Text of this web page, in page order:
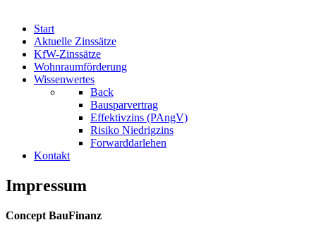
Start
Aktuelle Zinssätze
KfW-Zinssätze
Wohnraumförderung
Wissenwertes
Back
Bausparvertrag
Effektivzins (PAngV)
Risiko Niedrigzins
Forwarddarlehen
Kontakt
Impressum
Concept BauFinanz